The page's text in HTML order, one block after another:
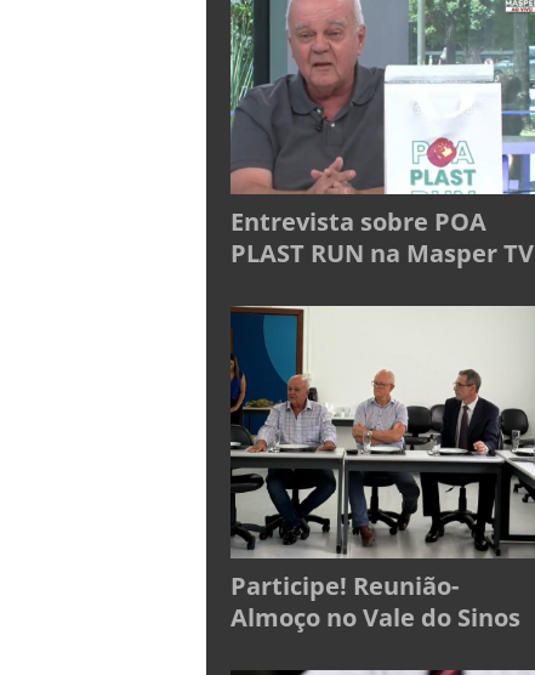
Entrevista sobre POA
PLAST RUN na Masper TV
Participe! Reunião-
Almoço no Vale do Sinos